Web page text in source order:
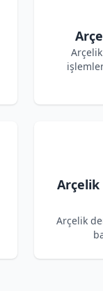
Arçelik
Arçelik